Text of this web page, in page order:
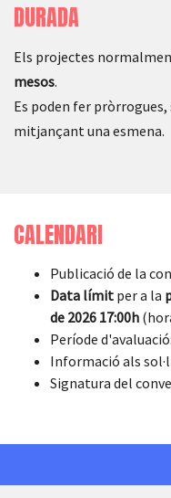
DURADA
Els projectes
mesos.
Es poden fer
mitjançant una esmena.
CALENDARI
Publicació de la
Data límit per a la
de 2026 17:00h
Període
Informació als
Signatura del